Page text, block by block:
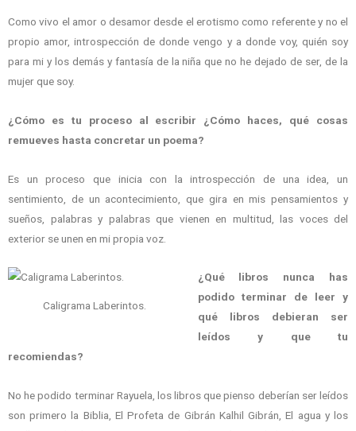
Como vivo el amor o desamor desde el erotismo como referente y no el
propio amor, introspección de donde vengo y a donde voy, quién soy
para mi y los demás y fantasía de la niña que no he dejado de ser, de la
mujer que soy.
¿Cómo es tu proceso al escribir ¿Cómo haces, qué cosas
remueves hasta concretar un poema?
Es un proceso que inicia con la introspección de una idea, un
sentimiento, de un acontecimiento, que gira en mis pensamientos y
sueños, palabras y palabras que vienen en multitud, las voces del
exterior se unen en mi propia voz.
Caligrama Laberintos.
¿Qué libros nunca has
podido terminar de leer y
qué libros debieran ser
leídos y que tu
recomiendas?
No he podido terminar Rayuela, los libros que pienso deberían ser leídos
son primero la Biblia, El Profeta de Gibrán Kalhil Gibrán, El agua y los